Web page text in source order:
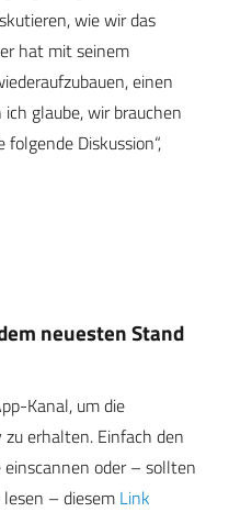
wie wir das
hat mit seinem
einen
glaube, wir brauchen
Diskussion“,
neuesten Stand
Kanal, um die
erhalten. Einfach den
oder – sollten
– diesem Link